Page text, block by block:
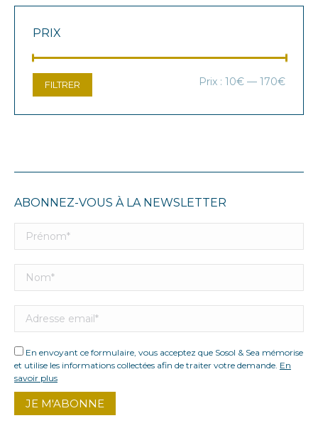
PRIX
Prix
Prix
FILTRER Prix : 10€ — 170€
ABONNEZ-VOUS À LA NEWSLETTER
En envoyant ce formulaire, vous acceptez que Sosol & Sea mémorise
et utilise les informations collectées afin de traiter votre demande. En
savoir plus